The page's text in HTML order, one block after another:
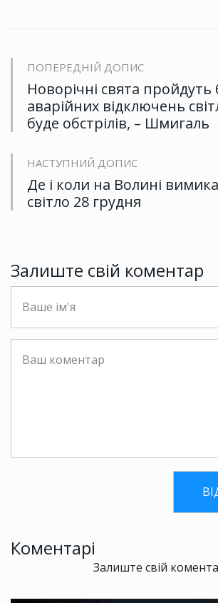
ПОПЕРЕДНІЙ ДОПИС
Новорічні свята пройдуть
аварійних відключень
буде обстрілів, – Шмигаль
НАСТУПНИЙ ДОПИС
Де і коли на Волині
світло 28 грудня
Залиште свій коментар
Коментарі
Залиште свій